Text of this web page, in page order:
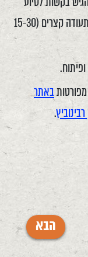
לסרטי תעודה באורך מלא (מעל 30 דק'), לסרטי תעודה קצרים (15-30
באתר
.
הבא